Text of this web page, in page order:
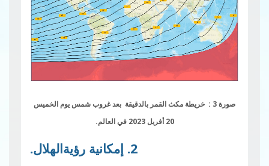
صورة 3 : خريطة مكث القمر بالدقيقة بعد غروب شمس يوم الخميس
20 أفريل 2023 في العالم.
2. إمكانية رؤيةالهلال.